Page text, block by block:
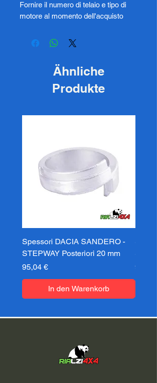
Fornire il numero di telaio e tipo di
motore al momento dell'acquisto
Ähnliche
Produkte
Spessori DACIA SANDERO -
STEPWAY Posteriori 20 mm
Preis
95,04 €
In den Warenkorb
Preis
95,04 €